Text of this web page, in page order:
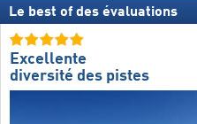
Le best of des évaluations
Excellente
diversité des pistes